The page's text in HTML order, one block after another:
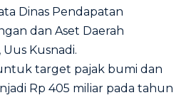
Dinas Pendapatan
dan Aset Daerah
Kusnadi.
target pajak bumi dan
Rp 405 miliar pada tahun